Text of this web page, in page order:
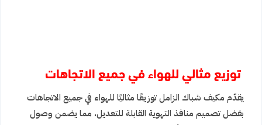
توزيع مثالي للهواء في جميع الاتجاهات
يقدّم مكيف شباك الزامل توزيعًا مثاليًا للهواء في جميع الاتجاهات
بفضل تصميم منافذ التهوية القابلة للتعديل، مما يضمن وصول